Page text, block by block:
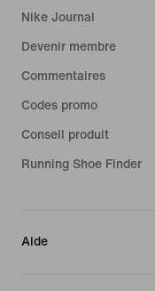
Nike Journal
Devenir membre
Commentaires
Codes promo
Conseil produit
Running Shoe Finder
Aide